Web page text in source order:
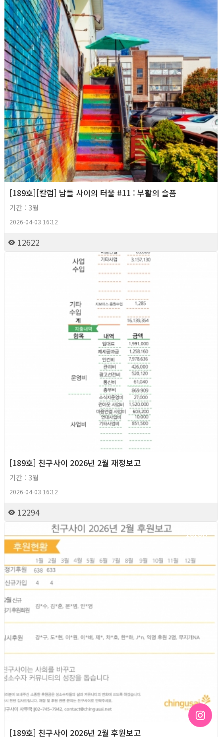
[189호][칼럼] 남들 사이의 터울 #11 : 부활의 슬픔
기간 : 3월
2026-04-03 16:12
12622
[189호] 친구사이 2026년 2월 재정보고
기간 : 3월
2026-04-03 16:12
12294
2026년
[189호] 친구사이 2026년 2월 후원보고